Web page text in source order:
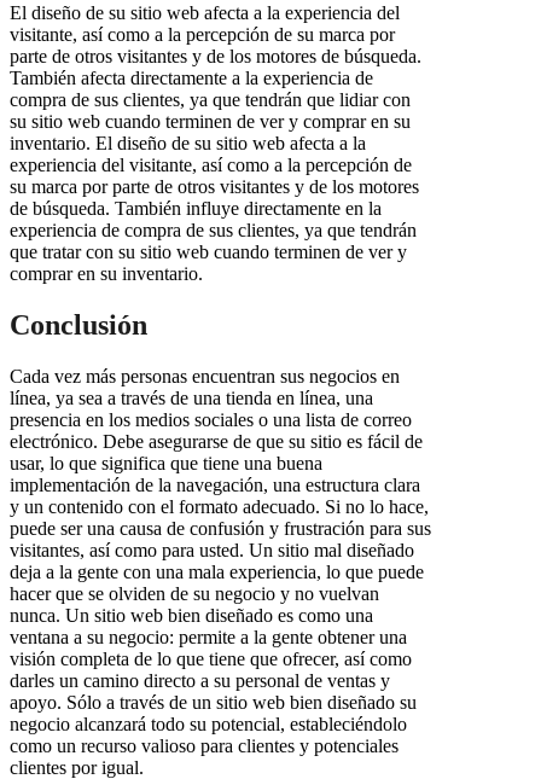
El diseño de su sitio web afecta a la experiencia del
visitante, así como a la percepción de su marca por
parte de otros visitantes y de los motores de búsqueda.
También afecta directamente a la experiencia de
compra de sus clientes, ya que tendrán que lidiar con
su sitio web cuando terminen de ver y comprar en su
inventario. El diseño de su sitio web afecta a la
experiencia del visitante, así como a la percepción de
su marca por parte de otros visitantes y de los motores
de búsqueda. También influye directamente en la
experiencia de compra de sus clientes, ya que tendrán
que tratar con su sitio web cuando terminen de ver y
comprar en su inventario.
Conclusión
Cada vez más personas encuentran sus negocios en
línea, ya sea a través de una tienda en línea, una
presencia en los medios sociales o una lista de correo
electrónico. Debe asegurarse de que su sitio es fácil de
usar, lo que significa que tiene una buena
implementación de la navegación, una estructura clara
y un contenido con el formato adecuado. Si no lo hace,
puede ser una causa de confusión y frustración para sus
visitantes, así como para usted. Un sitio mal diseñado
deja a la gente con una mala experiencia, lo que puede
hacer que se olviden de su negocio y no vuelvan
nunca. Un sitio web bien diseñado es como una
ventana a su negocio: permite a la gente obtener una
visión completa de lo que tiene que ofrecer, así como
darles un camino directo a su personal de ventas y
apoyo. Sólo a través de un sitio web bien diseñado su
negocio alcanzará todo su potencial, estableciéndolo
como un recurso valioso para clientes y potenciales
clientes por igual.